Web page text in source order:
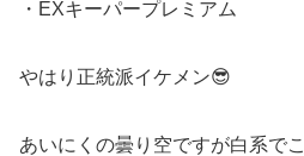
・EXキーパープレミアム
やはり正統派イケメン😎
あいにくの曇り空ですが白系で